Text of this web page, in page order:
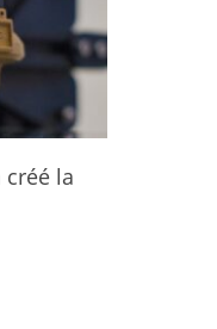
créé la